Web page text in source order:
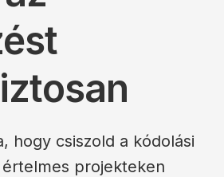
hogy csiszold a kódolási
projekteken